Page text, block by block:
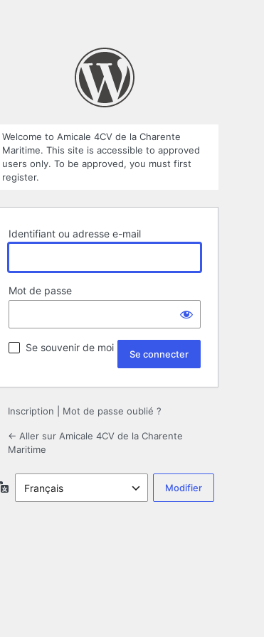
Welcome to Amicale 4CV de la Charente
Maritime. This site is accessible to approved
users only. To be approved, you must first
register.
Identifiant ou adresse e-mail
Mot de passe
Se souvenir de moi
Inscription Mot de passe oublié ?
← Aller sur Amicale 4CV de la Charente
Maritime
Langue